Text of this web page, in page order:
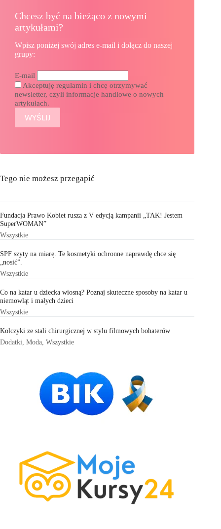
Chcesz być na bieżąco z nowymi
artykułami?
Wpisz poniżej swój adres e-mail i dołącz do naszej
grupy:
E-mail
Akceptuję regulamin i chcę otrzymywać
newsletter, czyli informacje handlowe o nowych
artykułach.
Tego nie możesz przegapić
Fundacja Prawo Kobiet rusza z V edycją kampanii „TAK! Jestem
SuperWOMAN”
Wszystkie
SPF szyty na miarę. Te kosmetyki ochronne naprawdę chce się
„nosić”.
Wszystkie
Co na katar u dziecka wiosną? Poznaj skuteczne sposoby na katar u
niemowląt i małych dzieci
Wszystkie
Kolczyki ze stali chirurgicznej w stylu filmowych bohaterów
Dodatki Moda Wszystkie